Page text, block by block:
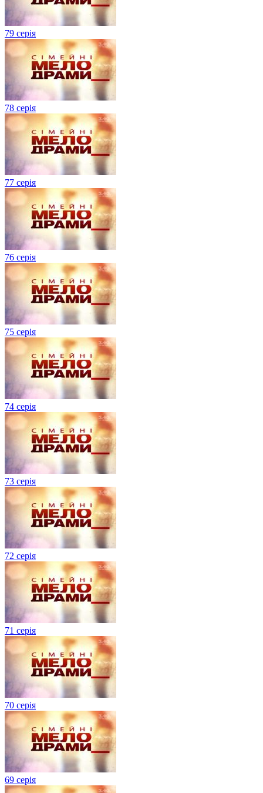
79 серія
78 серія
77 серія
76 серія
75 серія
74 серія
73 серія
72 серія
71 серія
70 серія
69 серія